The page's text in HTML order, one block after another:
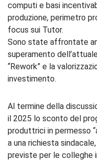
computi e basi
produzione, perimetro
focus sui Tutor.
Sono state affrontate
superamento
“Rework” e la
investimento.
Al termine della
il 2025 lo sconto del
produttrici in permesso
a una richiesta
previste per le colleghe